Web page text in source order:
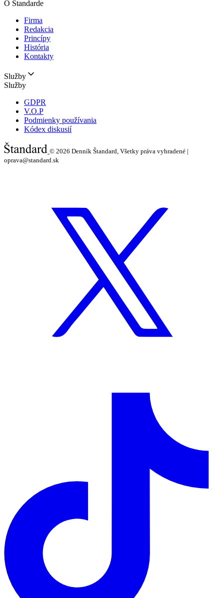
O Štandarde
Firma
Redakcia
Princípy
História
Kontakty
Služby
Služby
GDPR
V.O.P
Podmienky používania
Kódex diskusií
© 2026 Denník Štandard, Všetky práva vyhradené |
oprava@standard.sk